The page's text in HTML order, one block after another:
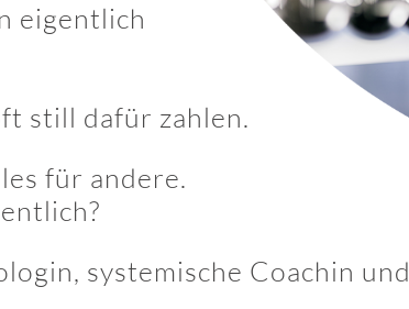
eigentlich
still dafür zahlen.
für andere.
systemische Coachin und